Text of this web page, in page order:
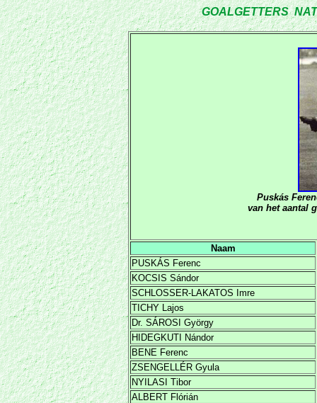
GOALGETTERS
Puskás
van het aantal
Naam
PUSKÁS Ferenc
KOCSIS Sándor
SCHLOSSER-LAKATOS Imre
TICHY Lajos
Dr. SÁROSI György
HIDEGKUTI Nándor
BENE Ferenc
ZSENGELLÉR Gyula
NYILASI Tibor
ALBERT Flórián